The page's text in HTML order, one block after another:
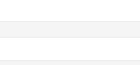
deux pas de Sarlat.
et ombragé a proximité de la